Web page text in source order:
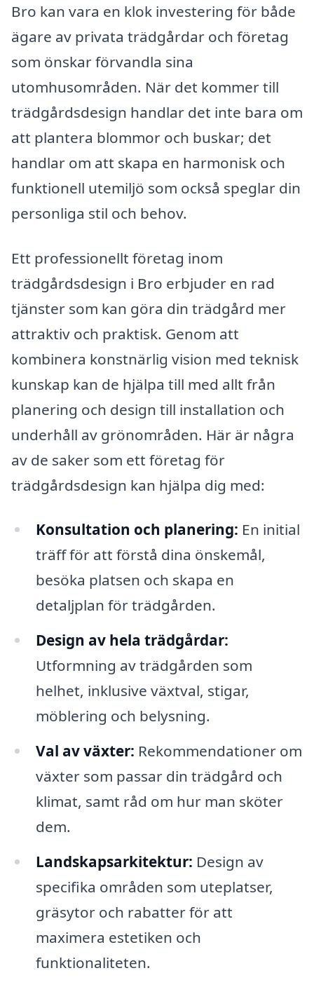
Bro kan vara en klok investering för både
ägare av privata trädgårdar och företag
som önskar förvandla sina
utomhusområden. När det kommer till
trädgårdsdesign handlar det inte bara om
att plantera blommor och buskar; det
handlar om att skapa en harmonisk och
funktionell utemiljö som också speglar din
personliga stil och behov.
Ett professionellt företag inom
trädgårdsdesign i Bro erbjuder en rad
tjänster som kan göra din trädgård mer
attraktiv och praktisk. Genom att
kombinera konstnärlig vision med teknisk
kunskap kan de hjälpa till med allt från
planering och design till installation och
underhåll av grönområden. Här är några
av de saker som ett företag för
trädgårdsdesign kan hjälpa dig med:
Konsultation och planering: En initial
träff för att förstå dina önskemål,
besöka platsen och skapa en
detaljplan för trädgården.
Design av hela trädgårdar:
Utformning av trädgården som
helhet, inklusive växtval, stigar,
möblering och belysning.
Val av växter: Rekommendationer om
växter som passar din trädgård och
klimat, samt råd om hur man sköter
dem.
Landskapsarkitektur: Design av
specifika områden som uteplatser,
gräsytor och rabatter för att
maximera estetiken och
funktionaliteten.